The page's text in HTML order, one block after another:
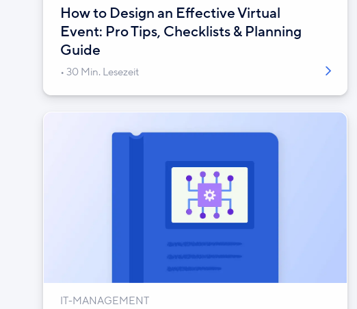
How to Design an Effective Virtual
Event: Pro Tips, Checklists & Planning
Guide
30 Min. Lesezeit
IT-MANAGEMENT